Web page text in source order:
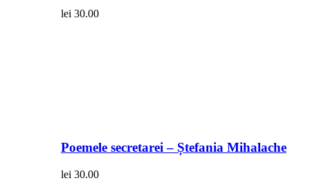
lei 30.00
Poemele secretarei – Ștefania Mihalache
lei 30.00